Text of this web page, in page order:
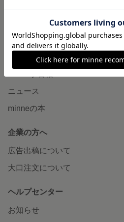
読みもの
minneとものづくりと
ニュース
minneの本
企業の方へ
広告出稿について
大口注文について
ヘルプセンター
お知らせ